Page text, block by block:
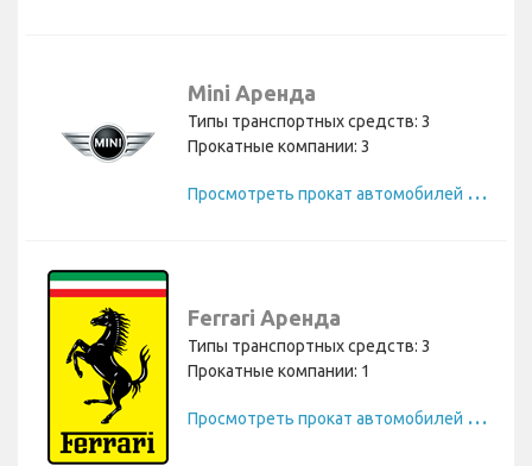
Mini Аренда
Типы транспортных средств: 3
Прокатные компании: 3
П
росмотреть прокат автомобилей Mini
Ferrari Аренда
Типы транспортных средств: 3
Прокатные компании: 1
П
росмотреть прокат автомобилей Ferrari